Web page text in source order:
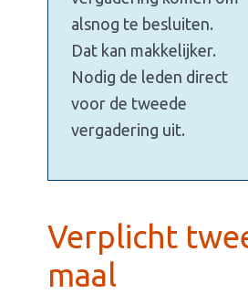
alsnog te besluiten.
Dat kan makkelijker.
Nodig de leden direct
voor de tweede
vergadering uit.
Verplicht
maal